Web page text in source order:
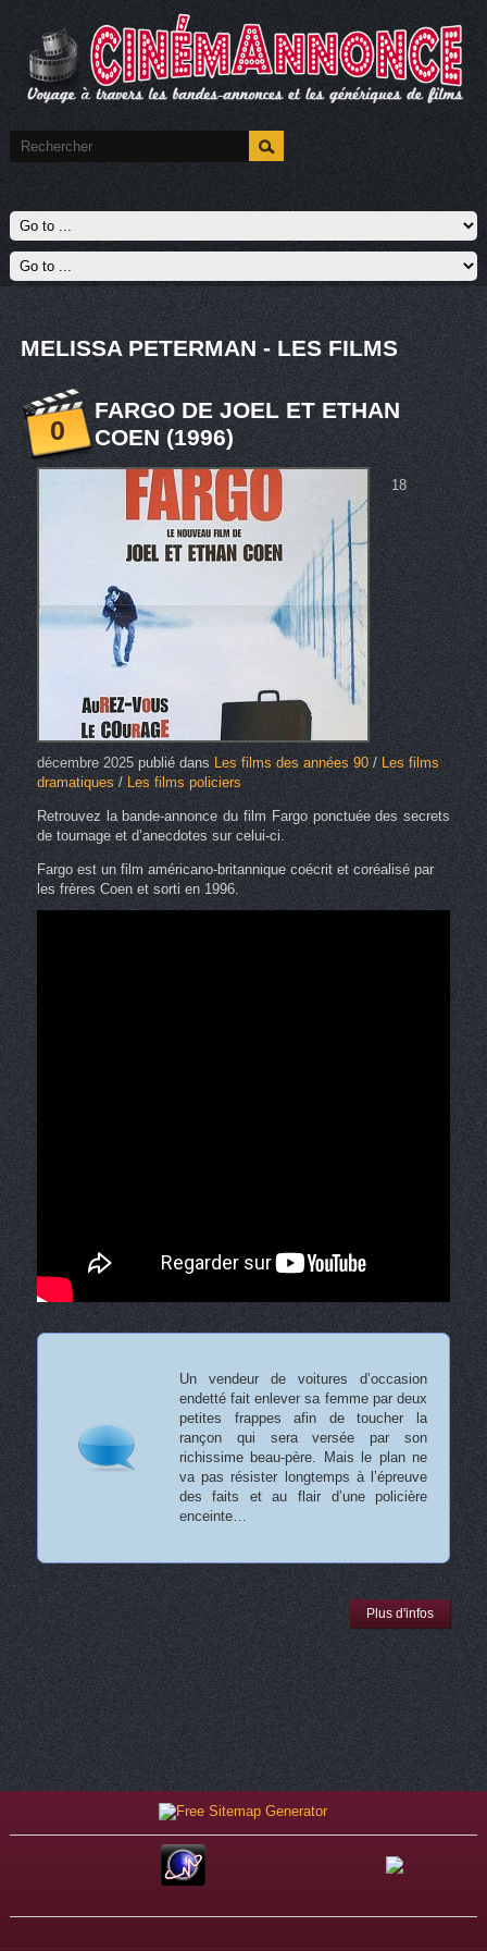
MELISSA PETERMAN - LES FILMS
0
FARGO DE JOEL ET ETHAN
COEN (1996)
18
décembre 2025publié dans Les films des années 90/ Les films
dramatiques /Les films policiers
Retrouvez la bande-annonce du film Fargo ponctuée des secrets
de tournage et d’anecdotes sur celui-ci.
Fargo est un film américano-britannique coécrit et coréalisé par
les frères Coen et sorti en 1996.
Un vendeur de voitures d’occasion
endetté fait enlever sa femme par deux
petites frappes afin de toucher la
rançon qui sera versée par son
richissime beau-père. Mais le plan ne
va pas résister longtemps à l’épreuve
des faits et au flair d’une policière
enceinte…
Plus d'infos